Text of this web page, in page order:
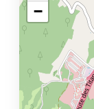
−